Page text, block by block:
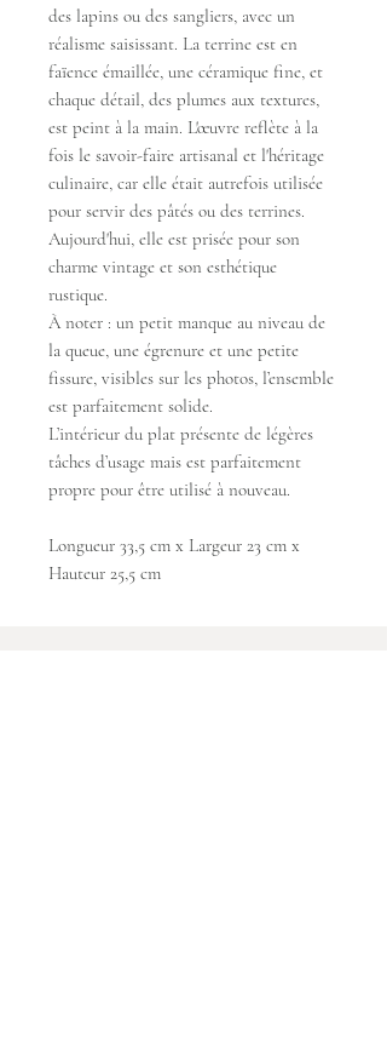
des lapins ou des sangliers, avec un
réalisme saisissant. La terrine est en
faïence émaillée, une céramique fine, et
chaque détail, des plumes aux textures,
est peint à la main. L'œuvre reflète à la
fois le savoir-faire artisanal et l'héritage
culinaire, car elle était autrefois utilisée
pour servir des pâtés ou des terrines.
Aujourd'hui, elle est prisée pour son
charme vintage et son esthétique
rustique.
À noter : un petit manque au niveau de
la queue, une égrenure et une petite
fissure, visibles sur les photos, l’ensemble
est parfaitement solide.
L’intérieur du plat présente de légères
tâches d’usage mais est parfaitement
propre pour être utilisé à nouveau.
Longueur 33,5 cm x Largeur 23 cm x
Hauteur 25,5 cm